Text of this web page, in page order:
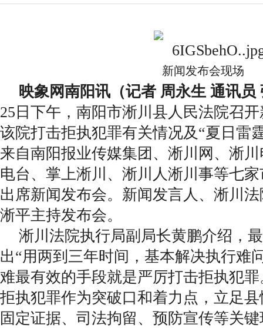
新闻发布会现场
映象网南阳讯（记者 周永生 通讯
25日下午，南阳市淅川县人民法院召
该院打击拒执犯罪有关情况及“夏日雷
来自南阳报业传媒集团、淅川网、淅
电台、掌上淅川、淅川人淅川事等七
出席新闻发布会。新闻发言人、淅川
淅平主持发布会。
淅川法院执行局副局长黄鹏介绍，
出“用两到三年时间，基本解决执行难
难最有效的手段就是严厉打击拒执犯
拒执犯罪作为突破口和着力点，立足
固定证据、司法拘留、预防宣传等关